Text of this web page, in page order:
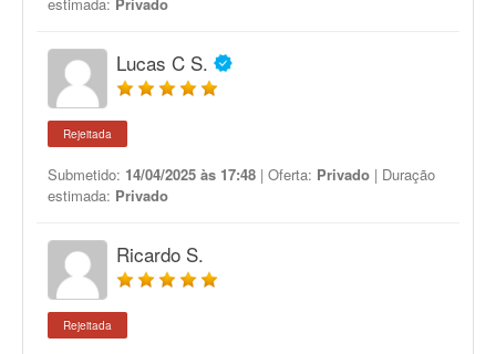
Lucas C S.
Rejeitada
Submetido: 14/04/2025 às 17:48 | Oferta: Privado | Duração
estimada: Privado
Ricardo S.
Rejeitada